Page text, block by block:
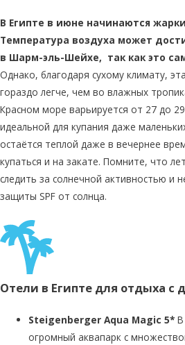
В Египте в июне начинаются
Температура воздуха может
в Шарм-эль-Шейхе, так как это
Однако, благодаря сухому климату,
гораздо легче, чем во влажных
Красном море варьируется от 27 до
идеальной для купания даже
остаётся теплой даже в вечернее
купаться и на закате. Помните, что
следить за солнечной активностью и
защиты SPF от солнца.
Отели в Египте для отдыха с
Steigenberger Aqua Magic 5* В
огромный аквапарк с